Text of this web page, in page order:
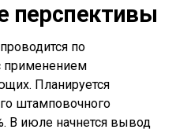
перспективы
по
применением
Планируется
штамповочного
В июле начнется вывод